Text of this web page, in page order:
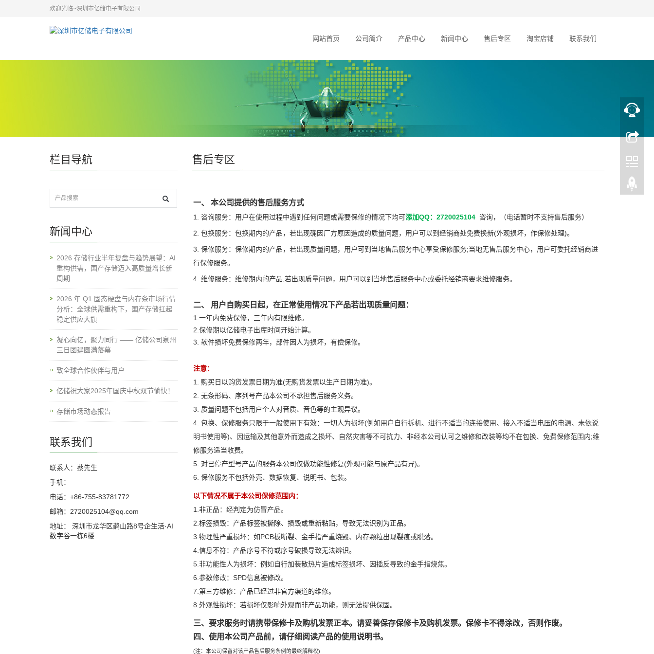
欢迎光临~深圳市亿储电子有限公司
网站首页 公司简介 产品中心 新闻中心 售后专区 淘宝店铺 联系我们
售后专区
一、 本公司提供的售后服务方式
1. 咨询服务：用户在使用过程中遇到任何问题或需要保修的情况下均可添加QQ：2720025104 咨询，（电话暂时不支持售后服务）
2. 包换服务：包换期内的产品，若出现确因厂方原因造成的质量问题，用户可以到经销商处免费换新(外观损坏，作保修处理)。
3. 保修服务：保修期内的产品，若出现质量问题，用户可到当地售后服务中心享受保修服务;当地无售后服务中心，用户可委托经销商进
行保修服务。
4. 维修服务：维修期内的产品,若出现质量问题，用户可以到当地售后服务中心或委托经销商要求维修服务。
二、 用户自购买日起，在正常使用情况下产品若出现质量问题：
1.一年内免费保修，三年内有限维修。
2.保修期以亿储电子出库时间开始计算。
3. 软件损坏免费保修两年，部件因人为损坏，有偿保修。
注意：
1. 购买日以购货发票日期为准(无购货发票以生产日期为准)。
2. 无条形码、序列号产品本公司不承担售后服务义务。
3. 质量问题不包括用户个人对音质、音色等的主观异议。
4. 包换、保修服务只限于一般使用下有效：一切人为损坏(例如用户自行拆机、进行不适当的连接使用、接入不适当电压的电源、未依说
明书使用等)、因运输及其他意外而造成之损坏、自然灾害等不可抗力、非经本公司认可之维修和改装等均不在包换、免费保修范围内;维
修服务适当收费。
5. 对已停产型号产品的服务本公司仅做功能性修复(外观可能与原产品有异)。
6. 保修服务不包括外壳、数据恢复、说明书、包装。
以下情况不属于本公司保修范围内：
1.非正品：经判定为仿冒产品。
2.标签损毁：产品标签被撕除、损毁或重新粘贴，导致无法识别为正品。
3.物理性严重损坏：如PCB板断裂、金手指严重烧毁、内存颗粒出现裂痕或脱落。
4.信息不符：产品序号不符或序号破损导致无法辨识。
5.非功能性人为损坏：例如自行加装散热片造成标签损坏、因插反导致的金手指烧焦。
6.参数修改：SPD信息被修改。
7.第三方维修：产品已经过非官方渠道的维修。
8.外观性损坏：若损坏仅影响外观而非产品功能，则无法提供保固。
三、要求服务时请携带保修卡及购机发票正本。请妥善保存保修卡及购机发票。保修卡不得涂改，否则作废。
四、使用本公司产品前，请仔细阅读产品的使用说明书。
(注：本公司保留对该产品售后服务条例的最终解释权)
栏目导航
新闻中心
2026 存储行业半年复盘与趋势展望：AI
重构供需，国产存储迈入高质量增长新
周期
2026 年 Q1 固态硬盘与内存条市场行情
分析：全球供需重构下，国产存储扛起
稳定供应大旗
凝心向亿，聚力同行 —— 亿储公司泉州
三日团建圆满落幕
致全球合作伙伴与用户
亿储祝大家2025年国庆中秋双节愉快！
存储市场动态报告
联系我们
联系人：蔡先生
手机：
电话：+86-755-83781772
邮箱：2720025104@qq.com
地址： 深圳市龙华区鹊山路8号企生活·AI
数字谷一栋6楼